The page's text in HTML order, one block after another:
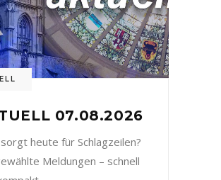
07.08.2026
heute für Schlagzeilen?
Meldungen – schnell